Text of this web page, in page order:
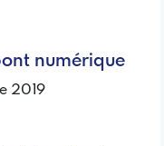
numérique
2019